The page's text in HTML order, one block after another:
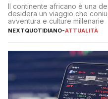
Il continente africano è una
desidera un viaggio che
avventura e culture millenarie
NEXTQUOTIDIANO-ATTUALITÀ